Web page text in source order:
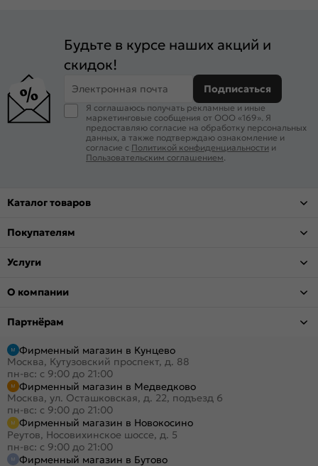
Будьте в курсе наших акций и
скидок!
Электронная почта Подписаться
Я соглашаюсь получать рекламные и иные
маркетинговые сообщения от ООО «169». Я
предоставляю согласие на обработку персональных
данных, а также подтверждаю ознакомление и
согласие с Политикой конфиденциальности и
Пользовательским соглашением.
Каталог товаров
Покупателям
Услуги
О компании
Партнёрам
Фирменный магазин в Кунцево
Москва, Кутузовский проспект, д. 88
пн-вс: с 9:00 до 21:00
Фирменный магазин в Медведково
Москва, ул. Осташковская, д. 22, подъезд 6
пн-вс: с 9:00 до 21:00
Фирменный магазин в Новокосино
Реутов, Носовихинское шоссе, д. 5
пн-вс: с 9:00 до 21:00
Фирменный магазин в Бутово